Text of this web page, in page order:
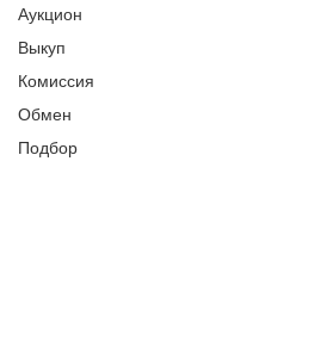
Аукцион
Выкуп
Комиссия
Обмен
Подбор